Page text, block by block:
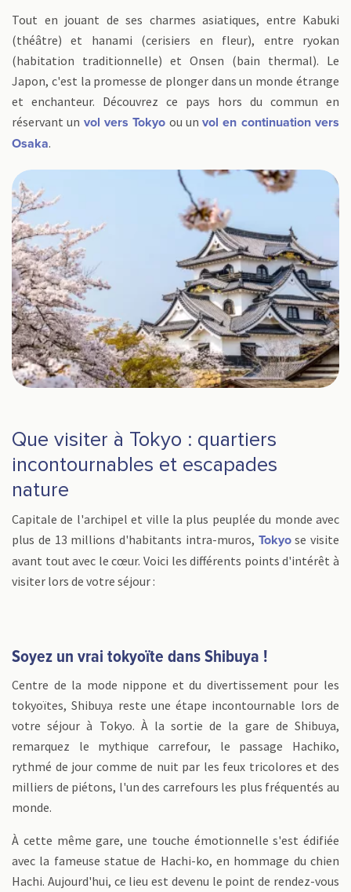
Tout en jouant de ses charmes asiatiques, entre Kabuki
(théâtre) et hanami (cerisiers en fleur), entre ryokan
(habitation traditionnelle) et Onsen (bain thermal). Le
Japon, c'est la promesse de plonger dans un monde étrange
et enchanteur. Découvrez ce pays hors du commun en
réservant un vol vers Tokyo ou unvol en continuation vers
Osaka.
Que visiter à Tokyo : quartiers
incontournables et escapades
nature
Capitale de l'archipel et ville la plus peuplée du monde avec
plus de 13 millions d'habitants intra-muros, Tokyose visite
avant tout avec le cœur. Voici les différents points d'intérêt à
visiter lors de votre séjour :
Soyez un vrai tokyoïte dans Shibuya !
Centre de la mode nippone et du divertissement pour les
tokyoïtes, Shibuya reste une étape incontournable lors de
votre séjour à Tokyo. À la sortie de la gare de Shibuya,
remarquez le mythique carrefour, le passage Hachiko,
rythmé de jour comme de nuit par les feux tricolores et des
milliers de piétons, l'un des carrefours les plus fréquentés au
monde.
À cette même gare, une touche émotionnelle s'est édifiée
avec la fameuse statue de Hachi-ko, en hommage du chien
Hachi. Aujourd'hui, ce lieu est devenu le point de rendez-vous